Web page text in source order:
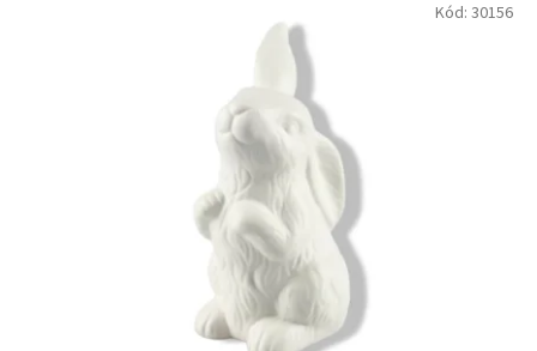
Kód: 30156